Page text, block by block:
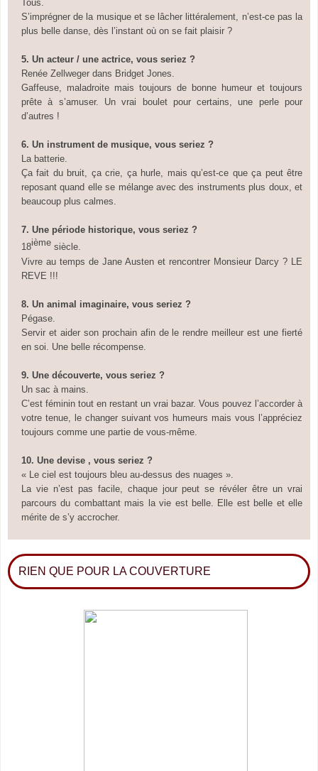
Tous.
S’imprégner de la musique et se lâcher littéralement, n’est-ce pas la
plus belle danse, dès l’instant où on se fait plaisir ?
5. Un acteur / une actrice, vous seriez ?
Renée Zellweger dans Bridget Jones.
Gaffeuse, maladroite mais toujours de bonne humeur et toujours
prête à s’amuser. Un vrai boulet pour certains, une perle pour
d’autres !
6. Un instrument de musique, vous seriez ?
La batterie.
Ça fait du bruit, ça crie, ça hurle, mais qu’est-ce que ça peut être
reposant quand elle se mélange avec des instruments plus doux, et
beaucoup plus calmes.
7. Une période historique, vous seriez ?
18ième siècle.
Vivre au temps de Jane Austen et rencontrer Monsieur Darcy ? LE
REVE !!!
8. Un animal imaginaire, vous seriez ?
Pégase
Servir et aider son prochain afin de le rendre meilleur est une fierté
en soi. Une belle récompense.
9. Une découverte, vous seriez ?
Un sac à mains
C’est féminin tout en restant un vrai bazar. Vous pouvez l’accorder à
votre tenue, le changer suivant vos humeurs mais vous l’appréciez
toujours comme une partie de vous-même.
10. Une devise , vous seriez ?
« Le ciel est toujours bleu au-dessus des nuages ».
La vie n’est pas facile, chaque jour peut se révéler être un vrai
parcours du combattant mais la vie est belle. Elle est belle et elle
mérite de s’y accrocher.
RIEN QUE POUR LA COUVERTURE